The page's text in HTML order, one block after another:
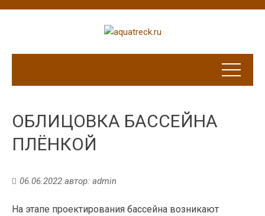
ОБЛИЦОВКА БАССЕЙНА
ПЛЁНКОЙ
06.06.2022 автор: admin
На этапе проектирования бассейна возникают